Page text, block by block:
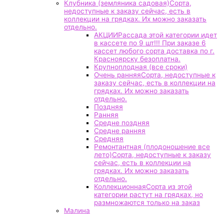
Клубника (земляника садовая)Сорта,
недоступные к заказу сейчас, есть в
коллекции на грядках. Их можно заказать
отдельно.
АКЦИИРассада этой категории идет
в кассете по 9 шт!!! При заказе 6
кассет любого сорта доставка по г.
Красноярску безоплатна.
Крупноплодная (все сроки)
Очень ранняяСорта, недоступные к
заказу сейчас, есть в коллекции на
грядках. Их можно заказать
отдельно.
Поздняя
Ранняя
Средне поздняя
Средне ранняя
Средняя
Ремонтантная (плодоношение все
лето)Сорта, недоступные к заказу
сейчас, есть в коллекции на
грядках. Их можно заказать
отдельно.
КоллекционнаяСорта из этой
категории растут на грядках, но
размножаются только на заказ
Малина